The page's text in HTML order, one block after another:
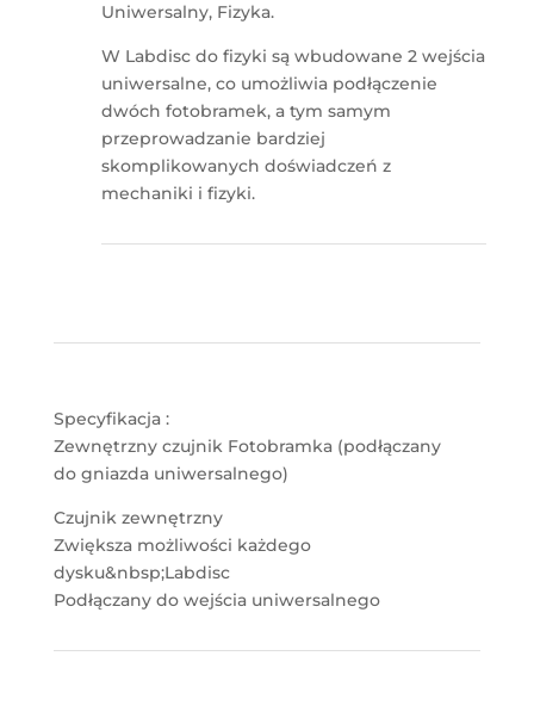
Uniwersalny, Fizyka.
W Labdisc do fizyki są wbudowane 2 wejścia
uniwersalne, co umożliwia podłączenie
dwóch fotobramek, a tym samym
przeprowadzanie bardziej
skomplikowanych doświadczeń z
mechaniki i fizyki.
Specyfikacja :
Zewnętrzny czujnik Fotobramka (podłączany
do gniazda uniwersalnego)
Czujnik zewnętrzny
Zwiększa możliwości każdego
dysku&nbsp;Labdisc
Podłączany do wejścia uniwersalnego